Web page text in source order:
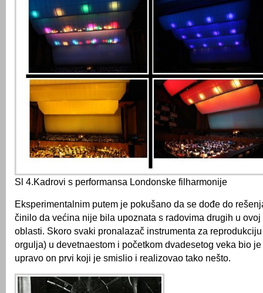
Sl 4.Kadrovi s performansa Londonske filharmonije
Eksperimentalnim putem je pokušano da se dođe do
činilo da većina nije bila upoznata s radovima drugih u
oblasti. Skoro svaki pronalazač instrumenta za
orgulja) u devetnaestom i početkom dvadesetog veka bio
upravo on prvi koji je smislio i realizovao tako nešto.